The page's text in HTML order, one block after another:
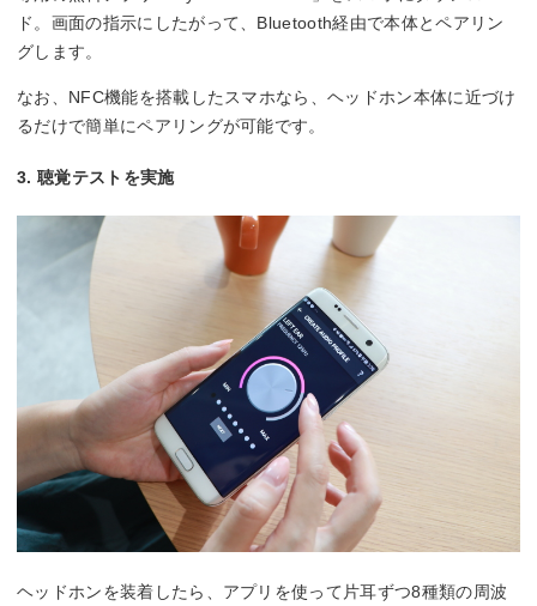
ド。画面の指示にしたがって、Bluetooth経由で本体とペアリン
グします。
なお、NFC機能を搭載したスマホなら、ヘッドホン本体に近づけ
るだけで簡単にペアリングが可能です。
3. 聴覚テストを実施
ヘッドホンを装着したら、アプリを使って片耳ずつ8種類の周波